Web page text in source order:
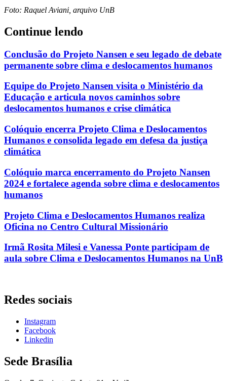
Foto: Raquel Aviani, arquivo UnB
Continue lendo
Conclusão do Projeto Nansen e seu legado de debate
permanente sobre clima e deslocamentos humanos
Equipe do Projeto Nansen visita o Ministério da
Educação e articula novos caminhos sobre
deslocamentos humanos e crise climática
Colóquio encerra Projeto Clima e Deslocamentos
Humanos e consolida legado em defesa da justiça
climática
Colóquio marca encerramento do Projeto Nansen
2024 e fortalece agenda sobre clima e deslocamentos
humanos
Projeto Clima e Deslocamentos Humanos realiza
Oficina no Centro Cultural Missionário
Irmã Rosita Milesi e Vanessa Ponte participam de
aula sobre Clima e Deslocamentos Humanos na UnB
Redes sociais
Instagram
Facebook
Linkedin
Sede Brasília